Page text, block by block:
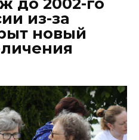
из-за
новый